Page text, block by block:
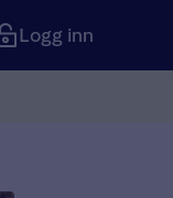
Logg inn